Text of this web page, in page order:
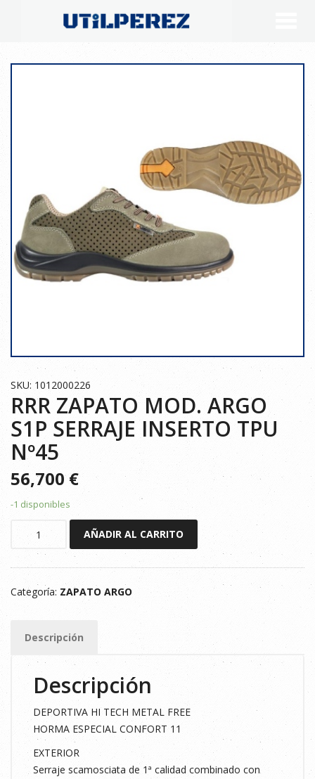
SKU: 1012000226
RRR ZAPATO MOD. ARGO
S1P SERRAJE INSERTO TPU
Nº45
56,700€
-1 disponibles
S1P
TPU
Nº45
cantidad
AÑADIR AL CARRITO
Categoría: ZAPATO ARGO
Descripción
Descripción
DEPORTIVA HI TECH METAL FREE
HORMA ESPECIAL CONFORT 11
EXTERIOR
Serraje scamosciata de 1ª calidad combinado con